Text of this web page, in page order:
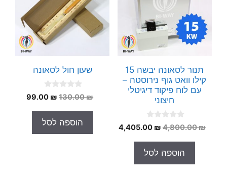
תנור לסאונה יבשה 15
קילו וואט גוף נירוסטה –
עם לוח פיקוד דיגיטלי
חיצוני
0
o
o
5
4,800.00₪
המחיר
היה:
4,405.00 ₪
המחיר
הוספה לסל
שעון חול לסאונה
0
o
o
5
130.00₪
המחיר
היה:
99.00 ₪
המחיר
הוספה לסל